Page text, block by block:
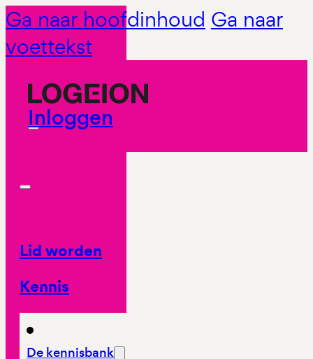
Ga naar hoofdinhoud Ga naar
voettekst
Inloggen
Lid worden
Kennis
De kennisbank